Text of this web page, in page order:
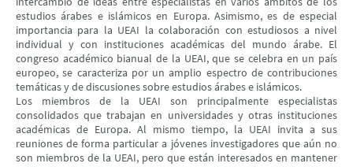
estudios árabes e islámicos en Europa. Asimismo, es de especial
importancia para la UEAI la colaboración con estudiosos a nivel
individual y con instituciones académicas del mundo árabe. El
congreso académico bianual de la UEAI, que se celebra en un país
europeo, se caracteriza por un amplio espectro de contribuciones
temáticas y de discusiones sobre estudios árabes e islámicos.
Los miembros de la UEAI son principalmente especialistas
consolidados que trabajan en universidades y otras instituciones
académicas de Europa. Al mismo tiempo, la UEAI invita a sus
reuniones de forma particular a jóvenes investigadores que aún no
son miembros de la UEAI, pero que están interesados en mantener